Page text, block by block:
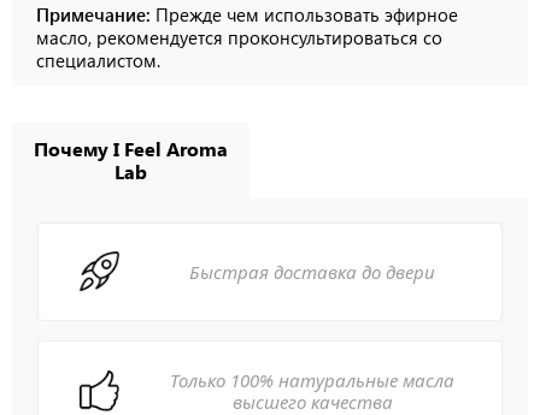
Примечание: Прежде чем использовать эфирное
масло, рекомендуется проконсультироваться со
специалистом.
Почему I Feel Aroma
Lab
Быстрая доставка до двери
Только 100% натуральные масла
высшего качества